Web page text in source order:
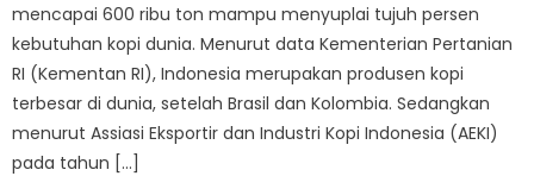
mencapai 600 ribu ton mampu menyuplai tujuh persen
kebutuhan kopi dunia. Menurut data Kementerian Pertanian
RI (Kementan RI), Indonesia merupakan produsen kopi
terbesar di dunia, setelah Brasil dan Kolombia. Sedangkan
menurut Assiasi Eksportir dan Industri Kopi Indonesia (AEKI)
pada tahun […]